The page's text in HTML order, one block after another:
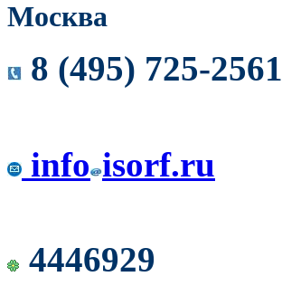
Москва
8 (495) 725-2561
info isorf.ru
4446929